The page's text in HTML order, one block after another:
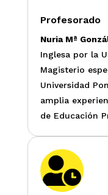
Profesorado
Nuria Mª
Inglesa por la
Magisterio
Universidad
amplia
de Educación
